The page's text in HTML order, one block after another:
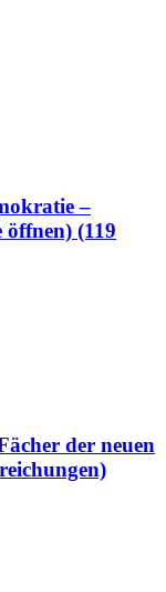
–
öffnen) (119
der neuen